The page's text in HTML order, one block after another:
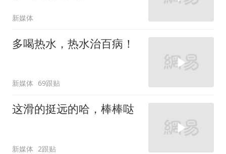
新媒体
多喝热水，热水治百病！
新媒体 69跟贴
这滑的挺远的哈，棒棒哒
新媒体 2跟贴